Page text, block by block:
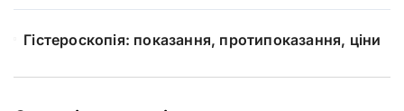
Гістероскопія: показання, протипоказання, ціни